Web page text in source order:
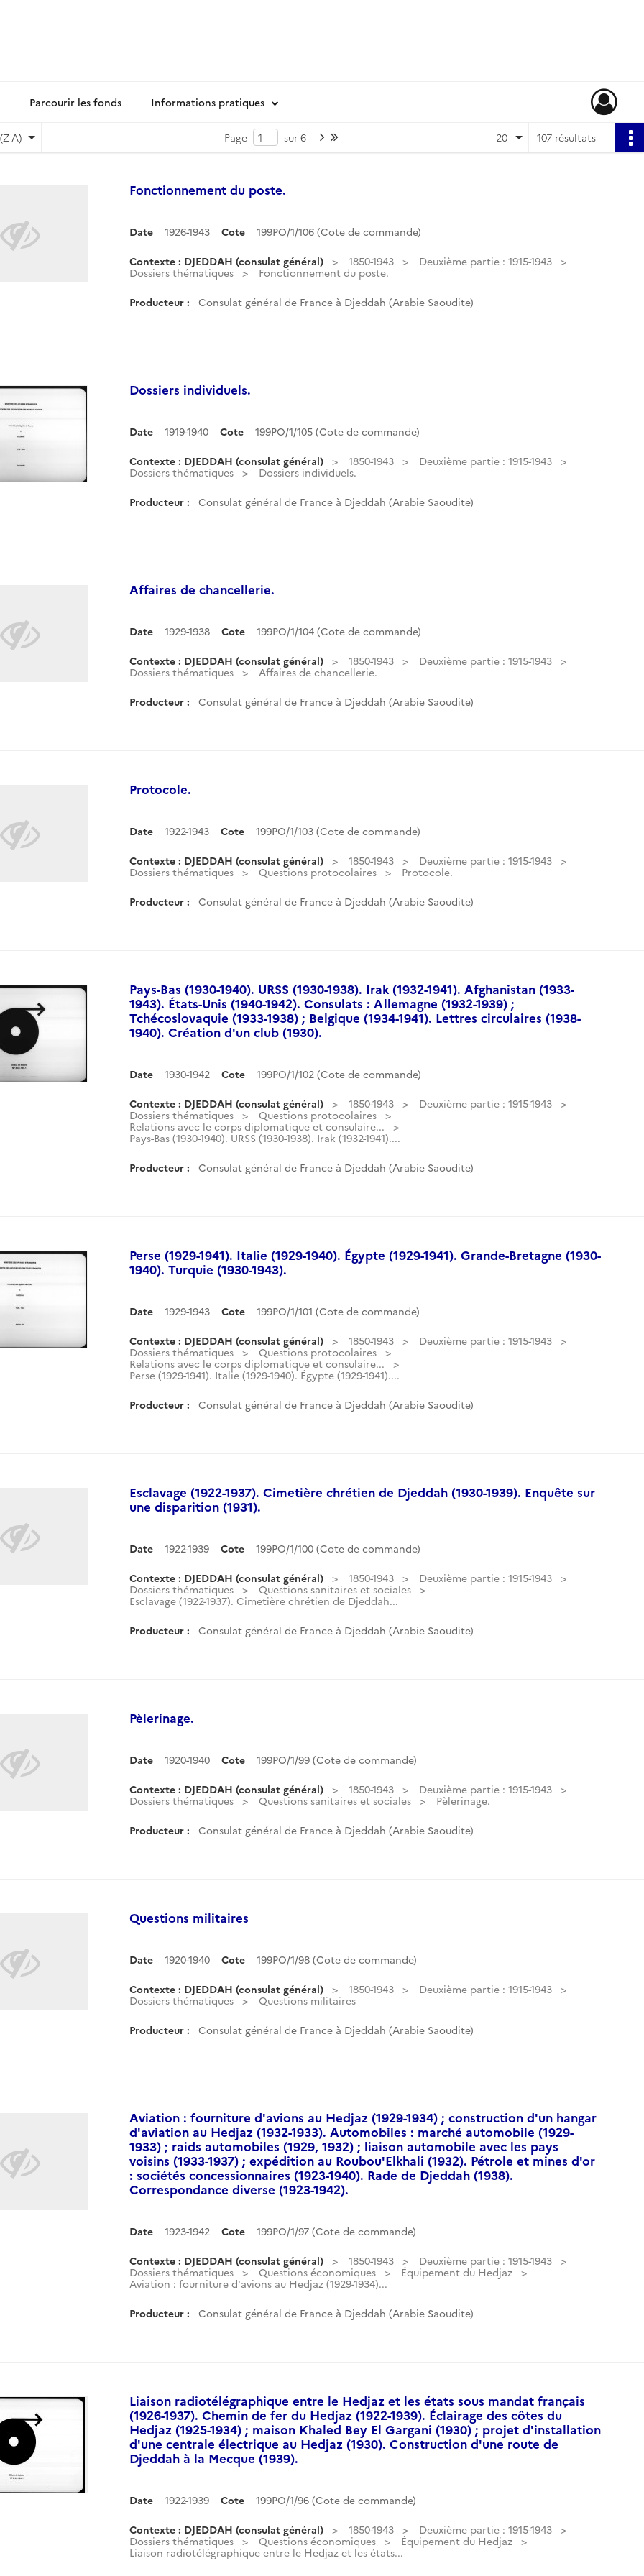
Parcourir les fonds Informations pratiques
A) Page sur 6 Page suivante : 1/6 107 résultats
20
Fonctionnement du poste.
Date 1926-1943 Cote 199PO/1/106 (Cote de commande)
Contexte : DJEDDAH (consulat général) 1850-1943
Deuxième partie : 1915-1943
Dossiers thématiques
Fonctionnement du poste.
Producteur : Consulat général de France à Djeddah (Arabie Saoudite)
Dossiers individuels.
Date 1919-1940 Cote 199PO/1/105 (Cote de commande)
Contexte : DJEDDAH (consulat général) 1850-1943
Deuxième partie : 1915-1943
Dossiers thématiques
Dossiers individuels.
Producteur : Consulat général de France à Djeddah (Arabie Saoudite)
Affaires de chancellerie.
Date 1929-1938 Cote 199PO/1/104 (Cote de commande)
Contexte : DJEDDAH (consulat général) 1850-1943
Deuxième partie : 1915-1943
Dossiers thématiques
Affaires de chancellerie.
Producteur : Consulat général de France à Djeddah (Arabie Saoudite)
Protocole.
Date 1922-1943 Cote 199PO/1/103 (Cote de commande)
Contexte : DJEDDAH (consulat général) 1850-1943
Deuxième partie : 1915-1943
Dossiers thématiques
Questions protocolaires Protocole.
Producteur : Consulat général de France à Djeddah (Arabie Saoudite)
Pays-Bas (1930-1940). URSS (1930-1938). Irak (1932-1941). Afghanistan (1933-
1943). États-Unis (1940-1942). Consulats : Allemagne (1932-1939) ;
Tchécoslovaquie (1933-1938) ; Belgique (1934-1941). Lettres circulaires (1938-
1940). Création d'un club (1930).
Date 1930-1942 Cote 199PO/1/102 (Cote de commande)
Contexte : DJEDDAH (consulat général) 1850-1943
Deuxième partie : 1915-1943
Dossiers thématiques
Questions protocolaires
Relations avec le corps diplomatique et consulaire...
Pays-Bas (1930-1940). URSS (1930-1938). Irak (1932-1941)....
Producteur : Consulat général de France à Djeddah (Arabie Saoudite)
Perse (1929-1941). Italie (1929-1940). Égypte (1929-1941). Grande-Bretagne (1930-
1940). Turquie (1930-1943).
Date 1929-1943 Cote 199PO/1/101 (Cote de commande)
Contexte : DJEDDAH (consulat général) 1850-1943
Deuxième partie : 1915-1943
Dossiers thématiques
Questions protocolaires
Relations avec le corps diplomatique et consulaire...
Perse (1929-1941). Italie (1929-1940). Égypte (1929-1941)....
Producteur : Consulat général de France à Djeddah (Arabie Saoudite)
Esclavage (1922-1937). Cimetière chrétien de Djeddah (1930-1939). Enquête sur
une disparition (1931).
Date 1922-1939 Cote 199PO/1/100 (Cote de commande)
Contexte : DJEDDAH (consulat général) 1850-1943
Deuxième partie : 1915-1943
Dossiers thématiques
Questions sanitaires et sociales
Esclavage (1922-1937). Cimetière chrétien de Djeddah...
Producteur : Consulat général de France à Djeddah (Arabie Saoudite)
Pèlerinage.
Date 1920-1940 Cote 199PO/1/99 (Cote de commande)
Contexte : DJEDDAH (consulat général) 1850-1943
Deuxième partie : 1915-1943
Dossiers thématiques
Questions sanitaires et sociales Pèlerinage.
Producteur : Consulat général de France à Djeddah (Arabie Saoudite)
Questions militaires
Date 1920-1940 Cote 199PO/1/98 (Cote de commande)
Contexte : DJEDDAH (consulat général) 1850-1943
Deuxième partie : 1915-1943
Dossiers thématiques
Questions militaires
Producteur : Consulat général de France à Djeddah (Arabie Saoudite)
Aviation : fourniture d'avions au Hedjaz (1929-1934) ; construction d'un hangar
d'aviation au Hedjaz (1932-1933). Automobiles : marché automobile (1929-
1933) ; raids automobiles (1929, 1932) ; liaison automobile avec les pays
voisins (1933-1937) ; expédition au Roubou'Elkhali (1932). Pétrole et mines d'or
: sociétés concessionnaires (1923-1940). Rade de Djeddah (1938).
Correspondance diverse (1923-1942).
Date 1923-1942 Cote 199PO/1/97 (Cote de commande)
Contexte : DJEDDAH (consulat général) 1850-1943
Deuxième partie : 1915-1943
Dossiers thématiques
Questions économiques
Équipement du Hedjaz
Aviation : fourniture d'avions au Hedjaz (1929-1934)...
Producteur : Consulat général de France à Djeddah (Arabie Saoudite)
Liaison radiotélégraphique entre le Hedjaz et les états sous mandat français
(1926-1937). Chemin de fer du Hedjaz (1922-1939). Éclairage des côtes du
Hedjaz (1925-1934) ; maison Khaled Bey El Gargani (1930) ; projet d'installation
d'une centrale électrique au Hedjaz (1930). Construction d'une route de
Djeddah à la Mecque (1939).
Date 1922-1939 Cote 199PO/1/96 (Cote de commande)
Contexte : DJEDDAH (consulat général) 1850-1943
Deuxième partie : 1915-1943
Dossiers thématiques
Questions économiques
Équipement du Hedjaz
Liaison radiotélégraphique entre le Hedjaz et les états...